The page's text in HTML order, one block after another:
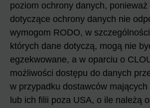
poziom ochrony danych,
dotyczące ochrony danych nie
wymogom RODO, w
których dane dotyczą, mogą nie
egzekwowane, a w oparciu o
możliwości dostępu do danych
w przypadku dostawców
lub ich filii poza USA, o ile należą